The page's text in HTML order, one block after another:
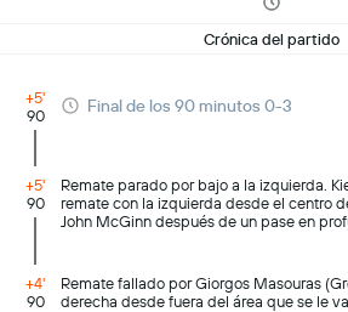
Crónica del partido
+5'
90
Final de los 90 minutos 0-3
+5'
90
Remate parado por bajo a la izquierda.
remate con la izquierda desde el centro
John McGinn después de un pase en
+4'
90
Remate fallado por Giorgos Masouras
derecha desde fuera del área que se le